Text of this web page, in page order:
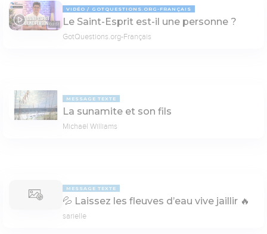
03:51
VIDÉO GOTQUESTIONS.ORG-FRANÇAIS
Le Saint-Esprit est-il une personne ?
GotQuestions.org-Français
MESSAGE TEXTE
La sunamite et son fils
Michaël Williams
MESSAGE TEXTE
💦 Laissez les fleuves d’eau vive jaillir 🔥
sarielle